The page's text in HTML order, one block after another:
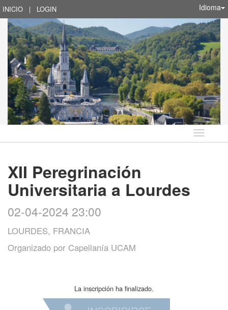
INICIO | LOGIN Idioma
Idioma
XII Peregrinación
Universitaria a Lourdes
02-04-2024 23:00
LOURDES, FRANCIA
Organizado por Capellanía UCAM
La inscripción ha finalizado.